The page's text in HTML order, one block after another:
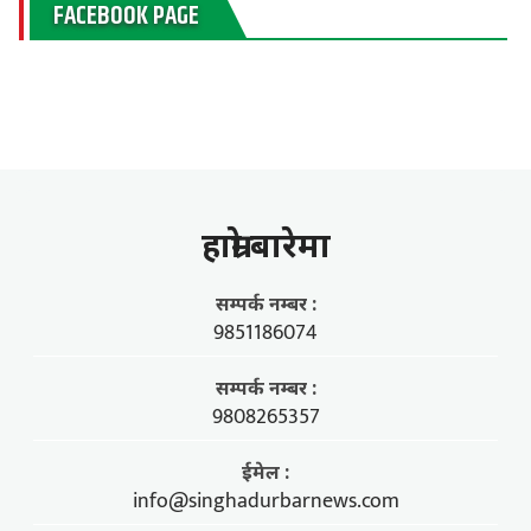
FACEBOOK PAGE
हाम्राे बारेमा
सम्पर्क नम्बर :
9851186074
सम्पर्क नम्बर :
9808265357
ईमेल :
info@singhadurbarnews.com